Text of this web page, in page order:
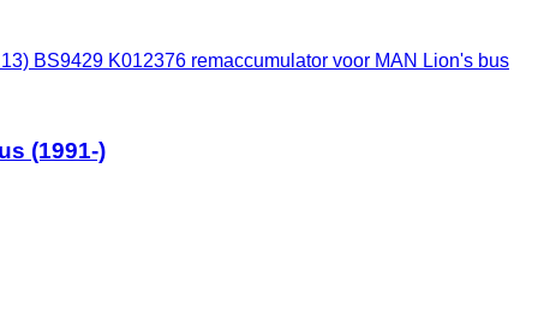
BS9429 K012376 remaccumulator voor MAN Lion's bus
(1991-)